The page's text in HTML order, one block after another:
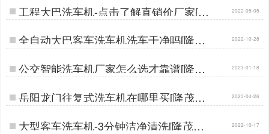
工程大巴洗车机-点击了解直销价厂家[隆
茂鑫晟]…
2022-05-05
全自动大巴客车洗车机洗车干净吗[隆茂
鑫晟]…
2022-10-28
公交智能洗车机厂家怎么选才靠谱[隆茂
鑫晟]…
2023-01-18
岳阳龙门往复式洗车机在哪里买[隆茂鑫
晟]…
2023-04-26
大型客车洗车机-3分钟洁净清洗[隆茂鑫 2022-10-17